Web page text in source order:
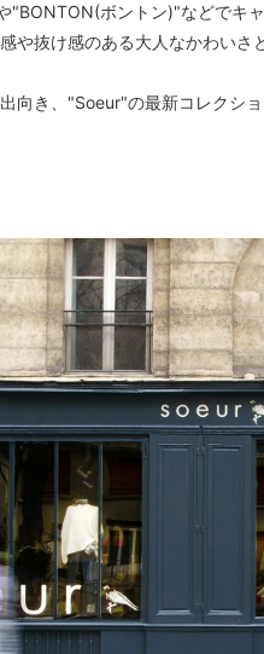
ボントン)"などでキ
や抜け感のある大人なかわいさ
向き、"Soeur"の最新コレクシ